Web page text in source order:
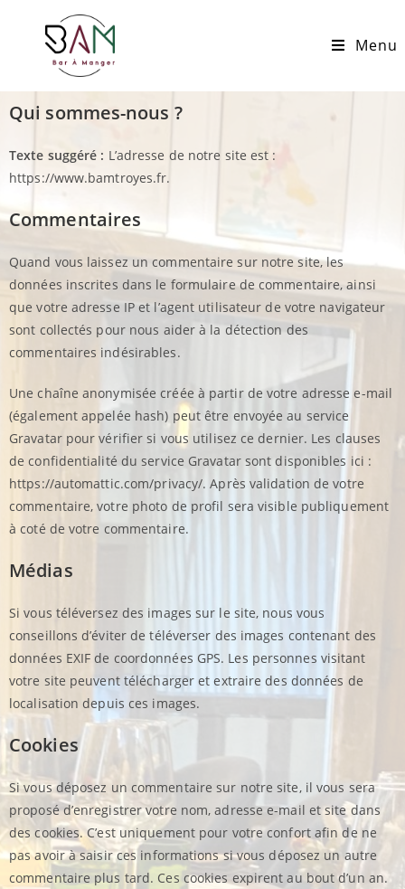
Menu
Qui sommes-nous ?
Texte suggéré : L’adresse de notre site est :
https://www.bamtroyes.fr.
Commentaires
Quand vous laissez un commentaire sur notre site, les
données inscrites dans le formulaire de commentaire, ainsi
que votre adresse IP et l’agent utilisateur de votre navigateur
sont collectés pour nous aider à la détection des
commentaires indésirables.
Une chaîne anonymisée créée à partir de votre adresse e-mail
(également appelée hash) peut être envoyée au service
Gravatar pour vérifier si vous utilisez ce dernier. Les clauses
de confidentialité du service Gravatar sont disponibles ici :
https://automattic.com/privacy/. Après validation de votre
commentaire, votre photo de profil sera visible publiquement
à coté de votre commentaire.
Médias
Si vous téléversez des images sur le site, nous vous
conseillons d’éviter de téléverser des images contenant des
données EXIF de coordonnées GPS. Les personnes visitant
votre site peuvent télécharger et extraire des données de
localisation depuis ces images.
Cookies
Si vous déposez un commentaire sur notre site, il vous sera
proposé d’enregistrer votre nom, adresse e-mail et site dans
des cookies. C’est uniquement pour votre confort afin de ne
pas avoir à saisir ces informations si vous déposez un autre
commentaire plus tard. Ces cookies expirent au bout d’un an.